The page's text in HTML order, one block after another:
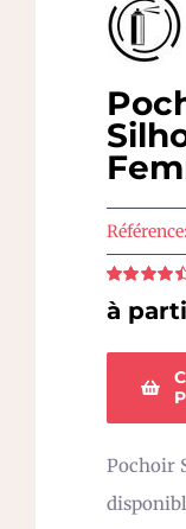
Référence:
Note
sur
5
à
Pochoir